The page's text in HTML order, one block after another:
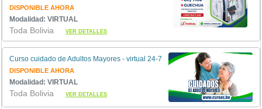
DISPONIBLE AHORA
Modalidad: VIRTUAL
Toda BoliviaVER DETALLES
Curso cuidado de Adultos Mayores - virtual 24-7
DISPONIBLE AHORA
Modalidad: VIRTUAL
Toda BoliviaVER DETALLES